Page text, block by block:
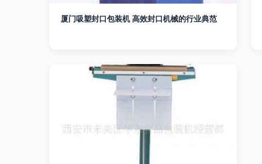
厦门吸塑封口包装机 高效封口机械的行业典范